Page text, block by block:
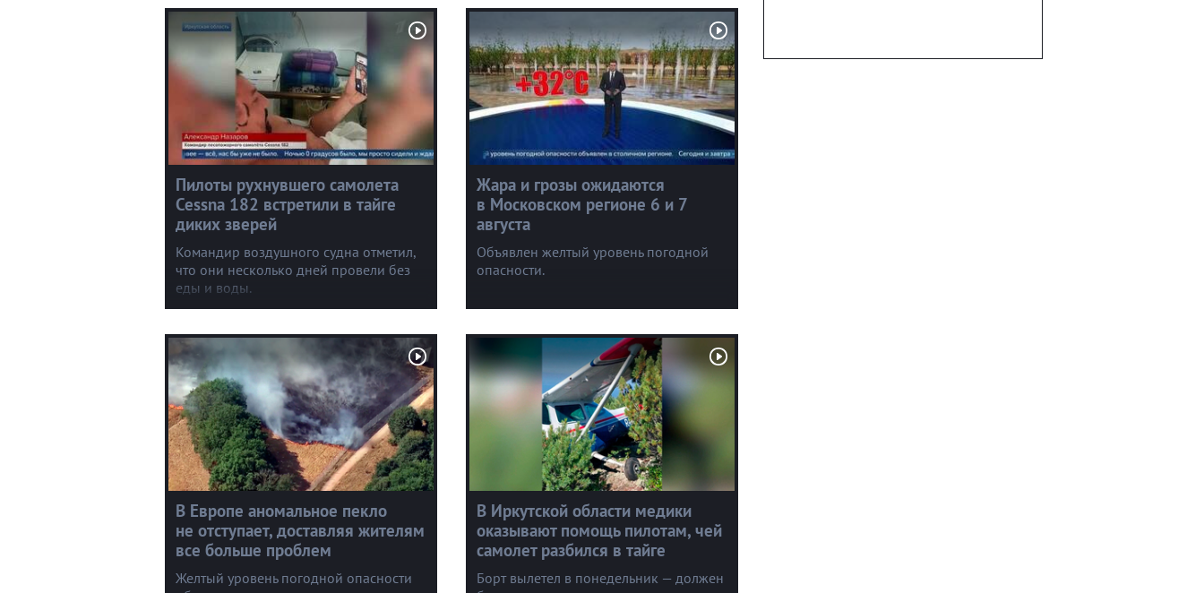
Пилоты рухнувшего самолета
Cessna 182 встретили в тайге
диких зверей
Командир воздушного судна отметил,
что они несколько дней провели без
еды и воды.
Жара и грозы ожидаются
в Московском регионе 6 и 7
августа
Объявлен желтый уровень погодной
опасности.
В Европе аномальное пекло
не отступает, доставляя жителям
все больше проблем
Желтый уровень погодной опасности
В Иркутской области медики
оказывают помощь пилотам, чей
самолет разбился в тайге
Борт вылетел в понедельник — должен